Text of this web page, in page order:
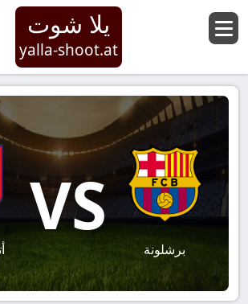
يلا شوت
yalla-shoot.at
برشلونة
VS